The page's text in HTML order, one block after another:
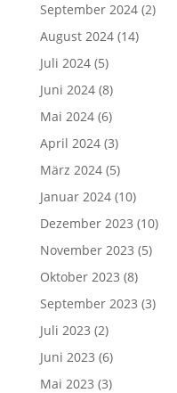
September 2024(2)
August 2024(14)
Juli 2024(5)
Juni 2024(8)
Mai 2024(6)
April 2024(3)
März 2024(5)
Januar 2024(10)
Dezember 2023 (10)
November 2023 (5)
Oktober 2023 (8)
September 2023 (3)
Juli 2023 (2)
Juni 2023 (6)
Mai 2023 (3)